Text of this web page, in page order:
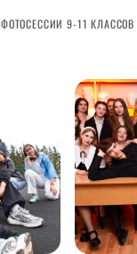
ФОТОСЕССИИ 9-11 КЛАССОВ